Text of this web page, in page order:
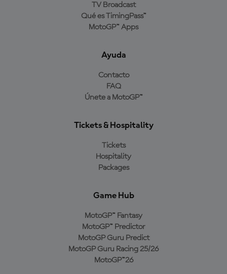
TV Broadcast
Qué es TimingPass™
MotoGP™ Apps
Ayuda
Contacto
FAQ
Únete a MotoGP™
Tickets & Hospitality
Tickets
Hospitality
Packages
Game Hub
MotoGP™ Fantasy
MotoGP™ Predictor
MotoGP Guru Predict
MotoGP Guru Racing 25/26
MotoGP™26